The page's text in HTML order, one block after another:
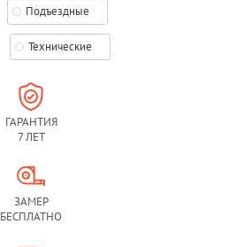
Подъездные
Технические
ГАРАНТИЯ
7 ЛЕТ
ЗАМЕР
БЕСПЛАТНО